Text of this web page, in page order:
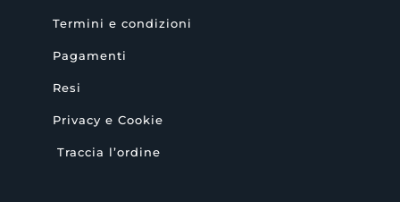
Termini e condizioni
Pagamenti
Resi
Privacy e Cookie
Traccia l’ordine